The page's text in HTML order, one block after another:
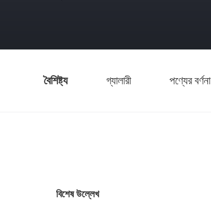
বৈশিষ্ট্য গ্যালারী পণ্যের বর্ণনা
বিশেষ উল্লেখ